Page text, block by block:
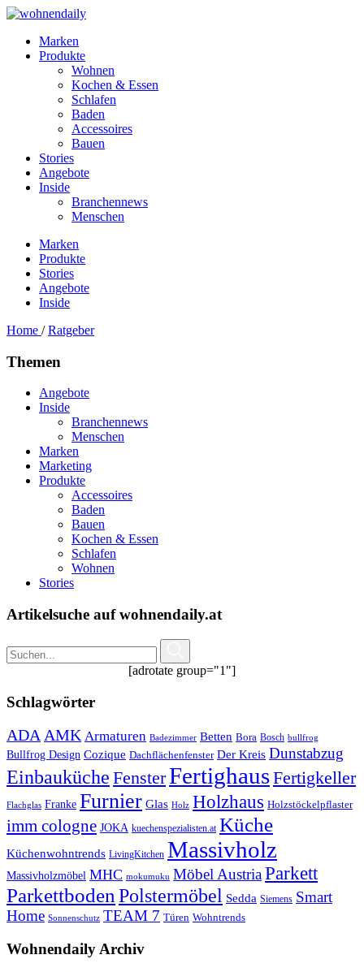
Marken
Produkte
Wohnen
Kochen & Essen
Schlafen
Baden
Accessoires
Bauen
Stories
Angebote
Inside
Branchennews
Menschen
Marken
Produkte
Stories
Angebote
Inside
Home /Ratgeber
Themen
Angebote
Inside
Branchennews
Menschen
Marken
Marketing
Produkte
Accessoires
Baden
Bauen
Kochen & Essen
Schlafen
Wohnen
Stories
Artikelsuche auf wohnendaily.at
[adrotate group="1"]
Schlagwörter
ADA AMK Armaturen Badezimmer Betten Bora Bosch bullfrog
Bullfrog Design Cozique Dachflächenfenster Der Kreis Dunstabzug
Einbauküche FensterFertighausFertigkeller
Flachglas Franke Furnier Glas Holz Holzhaus Holzstöckelpflaster
imm cologne JOKA kuechenspezialisten.at Küche
Küchenwohntrends LivingKitchen Massivholz
Massivholzmöbel MHC mokumuku Möbel AustriaParkett
Parkettboden Polstermöbel Sedda Siemens Smart
Home Sonnenschutz TEAM 7 Türen Wohntrends
Wohnendaily Archiv